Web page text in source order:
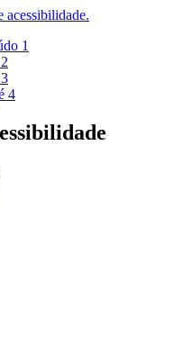
acessibilidade.
1
2
3
4